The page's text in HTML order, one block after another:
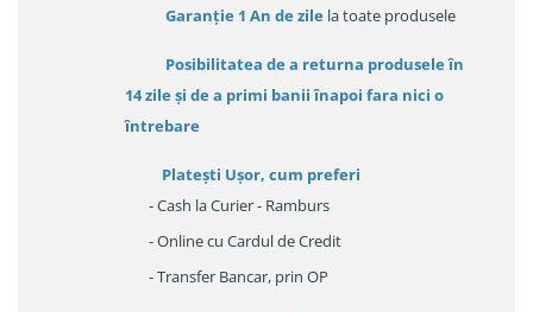
Garanție 1 An de zile la toate produsele
Posibilitatea de a returna produsele în
14 zileși de a primi banii înapoi fara nici o
întrebare
Platești Ușor, cum preferi
- Cash la Curier - Ramburs
- Online cu Cardul de Credit
- Transfer Bancar, prin OP